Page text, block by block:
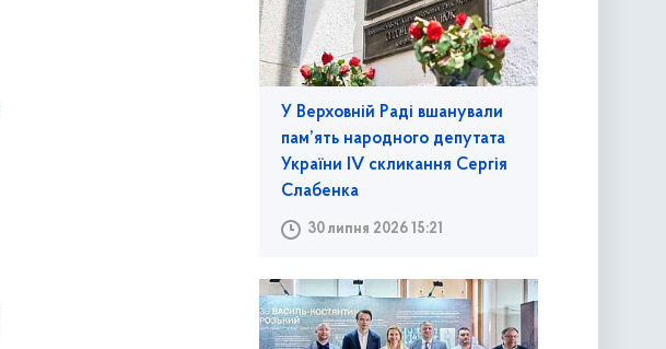
У Верховній Раді вшанували
пам’ять народного депутата
України IV скликання Сергія
Слабенка
30 липня 2026 15:21